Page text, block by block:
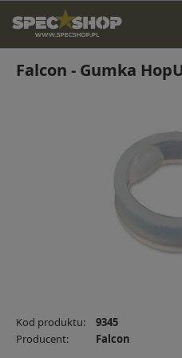
Falcon - Gumka
Kod produktu:
9345
Producent:
Falcon